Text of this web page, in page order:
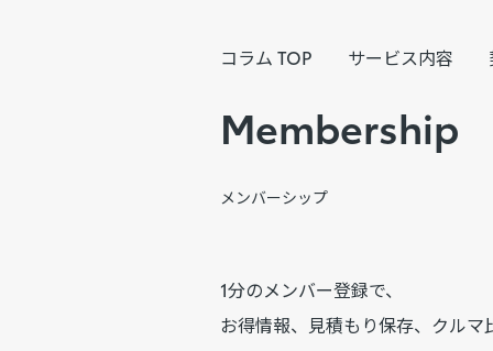
コラム TOP サービス内容
Membership
メンバーシップ
1分のメンバー登録で、
お得情報、見積もり保存、クルマ